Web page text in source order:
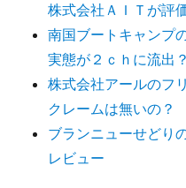
株式会社ＡＩＴが評
南国ブートキャンプ
実態が２ｃｈに流出？
株式会社アールのフ
クレームは無いの？
ブランニューせどり
レビュー